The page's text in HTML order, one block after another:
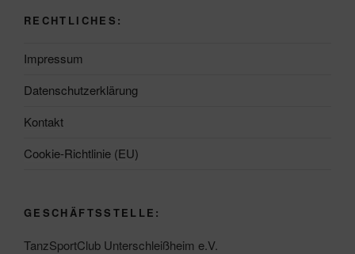
RECHTLICHES:
Impressum
Datenschutzerklärung
Kontakt
Cookie-Richtlinie (EU)
GESCHÄFTSSTELLE:
TanzSportClub Unterschleißheim e.V.